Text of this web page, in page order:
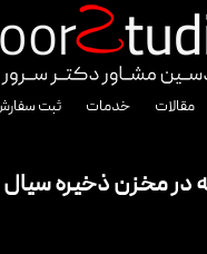
مقالات خدمات ثبت تک لایه
در مخزن ذخیره